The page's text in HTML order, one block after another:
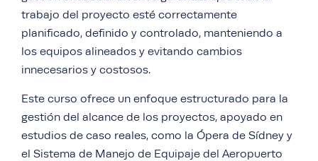
trabajo del proyecto esté correctamente
planificado, definido y controlado, manteniendo a
los equipos alineados y evitando cambios
innecesarios y costosos.
Este curso ofrece un enfoque estructurado para la
gestión del alcance de los proyectos, apoyado en
estudios de caso reales, como la Ópera de Sídney y
el Sistema de Manejo de Equipaje del Aeropuerto